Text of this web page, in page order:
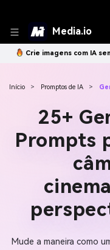
Media.io
Crie imagens com IA
Início > Promptos de IA >
25+
Prompts
Mude a maneira como